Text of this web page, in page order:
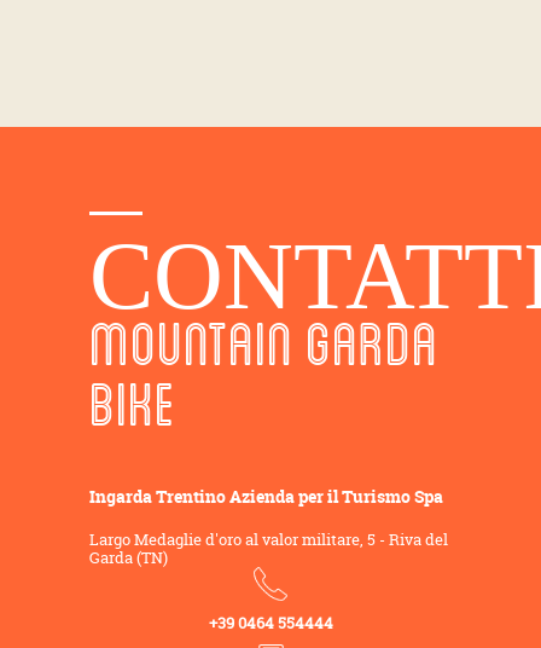
MOUNTAIN GARDA
BIKE
Ingarda Trentino Azienda per il Turismo Spa
Largo Medaglie d'oro al valor militare, 5 - Riva del
Garda (TN)
+39 0464 554444